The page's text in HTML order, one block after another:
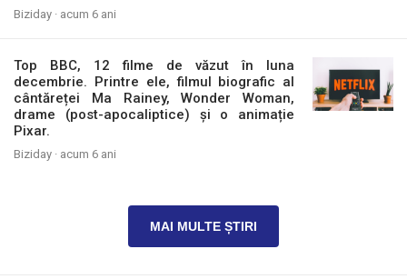
Biziday · acum 6 ani
Top BBC, 12 filme de văzut în luna
decembrie. Printre ele, filmul biografic al
cântăreței Ma Rainey, Wonder Woman,
drame (post-apocaliptice) și o animație
Pixar.
Biziday · acum 6 ani
MAI MULTE ȘTIRI